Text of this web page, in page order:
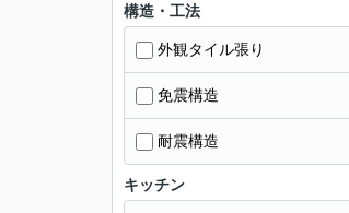
構造・工法
外観タイル張り
免震構造
耐震構造
キッチン